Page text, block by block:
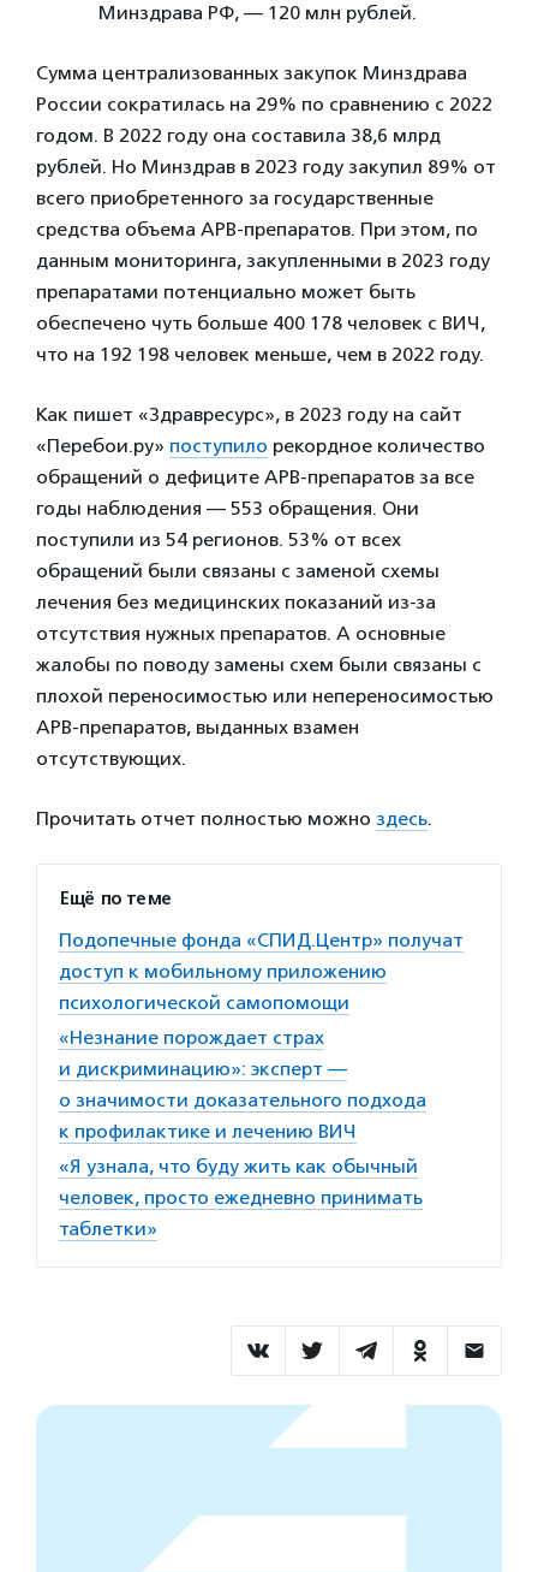
Минздрава РФ, — 120 млн рублей.
Сумма централизованных закупок Минздрава
России сократилась на 29% по сравнению с 2022
годом. В 2022 году она составила 38,6 млрд
рублей. Но Минздрав в 2023 году закупил 89% от
всего приобретенного за государственные
средства объема АРВ-препаратов. При этом, по
данным мониторинга, закупленными в 2023 году
препаратами потенциально может быть
обеспечено чуть больше 400 178 человек с ВИЧ,
что на 192 198 человек меньше, чем в 2022 году.
Как пишет «Здравресурс», в 2023 году на сайт
«Перебои.ру» поступило рекордное количество
обращений о дефиците АРВ-препаратов за все
годы наблюдения — 553 обращения. Они
поступили из 54 регионов. 53% от всех
обращений были связаны с заменой схемы
лечения без медицинских показаний из-за
отсутствия нужных препаратов. А основные
жалобы по поводу замены схем были связаны с
плохой переносимостью или непереносимостью
АРВ-препаратов, выданных взамен
отсутствующих.
Прочитать отчет полностью можно здесь.
Ещё по теме
Подопечные фонда «СПИД.Центр» получат
доступ к мобильному приложению
психологической самопомощи
«Незнание порождает страх
и дискриминацию»: эксперт —
о значимости доказательного подхода
к профилактике и лечению ВИЧ
«Я узнала, что буду жить как обычный
человек, просто ежедневно принимать
таблетки»